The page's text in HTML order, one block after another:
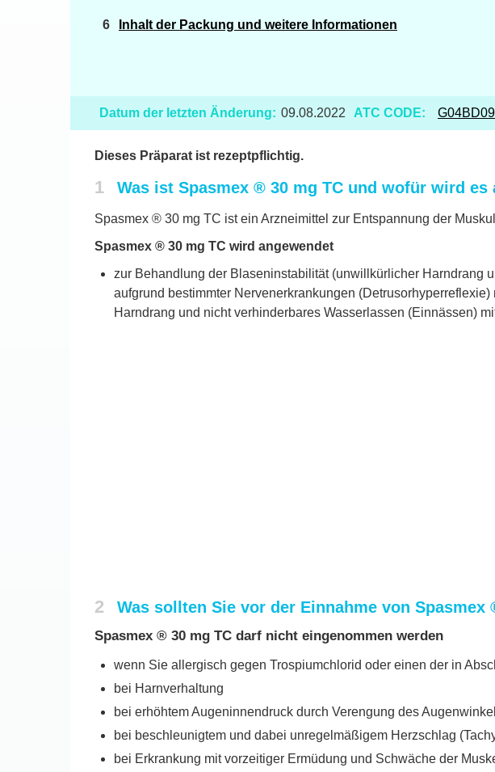
Inhalt der Packung und weitere Informationen
Datum der letzten Änderung: 09.08.2022 ATC CODE: G04BD09
Dieses Präparat ist rezeptpflichtig.
1 Was ist Spasmex ® 30 mg TC und wofür wird es
Spasmex ® 30 mg TC ist ein Arzneimittel zur Entspannung der
Spasmex ® 30 mg TC wird angewendet
zur Behandlung der Blaseninstabilität (unwillkürlicher Harndrang
aufgrund bestimmter Nervenerkrankungen
Harndrang und nicht verhinderbares Wasserlassen (Einnässen)
2 Was sollten Sie vor der Einnahme von Spasmex
Spasmex ® 30 mg TC darf nicht eingenommen werden
wenn Sie allergisch gegen Trospiumchlorid oder einen der in
bei Harnverhaltung
bei erhöhtem Augeninnendruck durch Verengung des
bei beschleunigtem und dabei unregelmäßigem Herzschlag
bei Erkrankung mit vorzeitiger Ermüdung und Schwäche der